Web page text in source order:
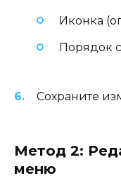
Иконка
Порядок
Сохраните
Метод 2:
меню